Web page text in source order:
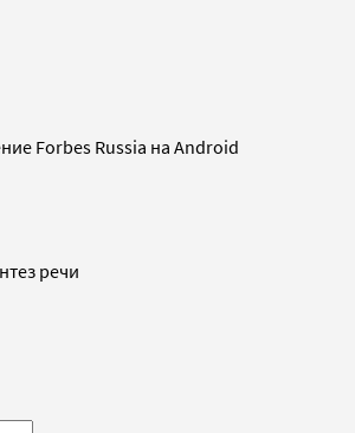
Forbes Russia на Android
речи